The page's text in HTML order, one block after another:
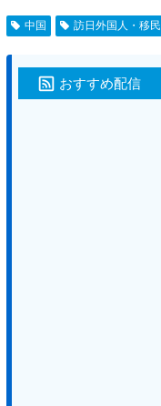
中国 訪日外国人・移民
おすすめ配信